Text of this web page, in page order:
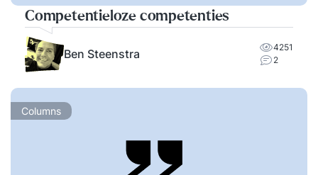
Competentieloze competenties
Ben Steenstra
4251
2
Columns